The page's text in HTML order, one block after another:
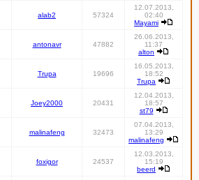
alab2 57324
12.07.2013,
02:40
Mayami
antonavr 47882
26.06.2013,
11:37
alton
Trupa 19696
16.05.2013,
18:52
Trupa
Joey2000 20431
12.04.2013,
18:57
st79
malinafeng 32473
07.04.2013,
13:29
malinafeng
foxigor 24537
12.03.2013,
15:19
beerd